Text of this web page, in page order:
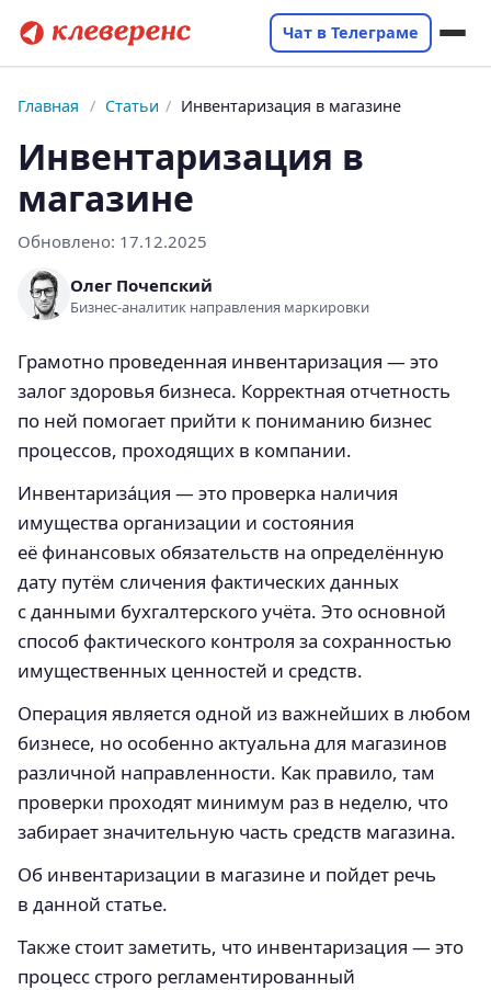
Чат в Телеграме
Главная / Статьи / Инвентаризация в магазине
Инвентаризация в
магазине
Обновлено: 17.12.2025
Олег Почепский
Бизнес-аналитик направления маркировки
Грамотно проведенная инвентаризация — это
залог здоровья бизнеса. Корректная отчетность
по ней помогает прийти к пониманию бизнес
процессов, проходящих в компании.
Инвентариза́ция — это проверка наличия
имущества организации и состояния
её финансовых обязательств на определённую
дату путём сличения фактических данных
с данными бухгалтерского учёта. Это основной
способ фактического контроля за сохранностью
имущественных ценностей и средств.
Операция является одной из важнейших в любом
бизнесе, но особенно актуальна для магазинов
различной направленности. Как правило, там
проверки проходят минимум раз в неделю, что
забирает значительную часть средств магазина.
Об инвентаризации в магазине и пойдет речь
в данной статье.
Также стоит заметить, что инвентаризация — это
процесс строго регламентированный